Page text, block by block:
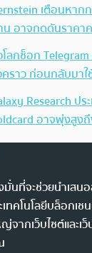
เตือนหาก
อาจกดดันราคา
ลกช็อก
ราว ก่อนกลับมา
Research ป
อาจพุ่งสูง
นที่จะช่วยนำเสน
ทคโนโลยีบล็อกเช
ากเว็บไซต์และเ